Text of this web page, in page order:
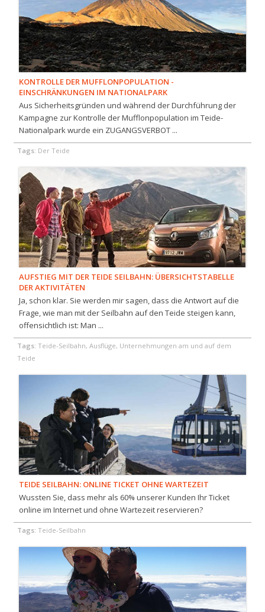
KONTROLLE DER MUFFLONPOPULATION -
EINSCHRÄNKUNGEN IM NATIONALPARK
Aus Sicherheitsgründen und während der Durchführung der
Kampagne zur Kontrolle der Mufflonpopulation im Teide-
Nationalpark wurde ein ZUGANGSVERBOT ...
Tags: Der Teide
AUFSTIEG MIT DER TEIDE SEILBAHN: ÜBERSICHTSTABELLE
DER AKTIVITÄTEN
Ja, schon klar. Sie werden mir sagen, dass die Antwort auf die
Frage, wie man mit der Seilbahn auf den Teide steigen kann,
offensichtlich ist: Man ...
Tags: Teide-Seilbahn, Ausflüge, Unternehmungen am und auf dem
Teide
TEIDE SEILBAHN: ONLINE TICKET OHNE WARTEZEIT
Wussten Sie, dass mehr als 60% unserer Kunden Ihr Ticket
online im Internet und ohne Wartezeit reservieren?
Tags: Teide-Seilbahn